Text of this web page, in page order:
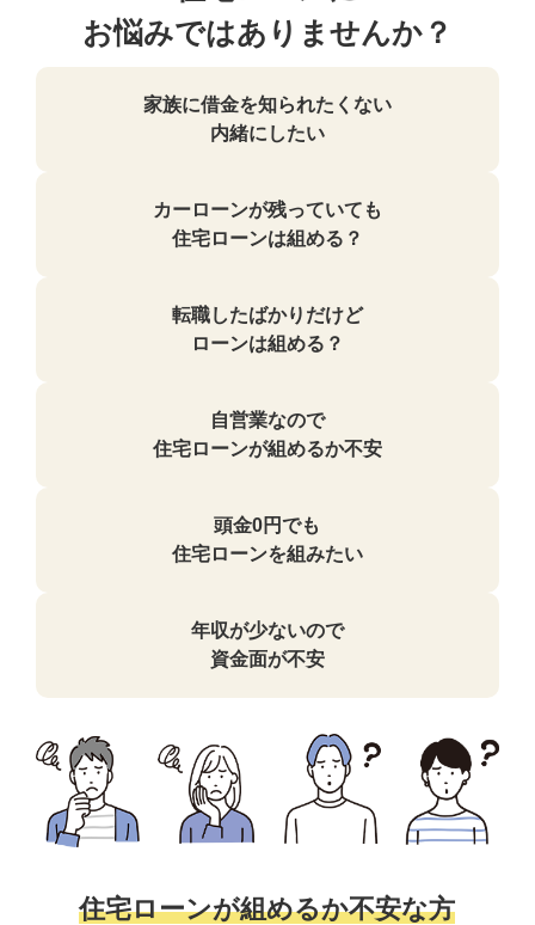
お悩みではありませんか？
家族に借金を知られたくない
内緒にしたい
カーローンが残っていても
住宅ローンは組める？
転職したばかりだけど
ローンは組める？
自営業なので
住宅ローンが組めるか不安
頭金0円でも
住宅ローンを組みたい
年収が少ないので
資金面が不安
住宅ローンが組めるか不安な方